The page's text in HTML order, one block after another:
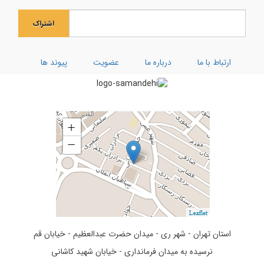
جشن بزرگ ولادت بانوی آب و آیینه
اشتراک
ارتباط با ما درباره ما عضویت پیوند ها
استان تهران - شهر ری - میدان حضرت عبدالعظیم - خیابان قم
نرسیده به میدان فرمانداری - خیابان شهید کاشانی